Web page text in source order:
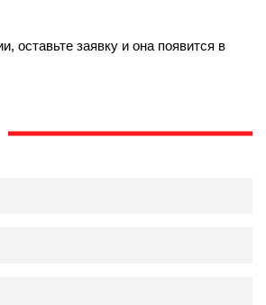
оставьте заявку и она появится в